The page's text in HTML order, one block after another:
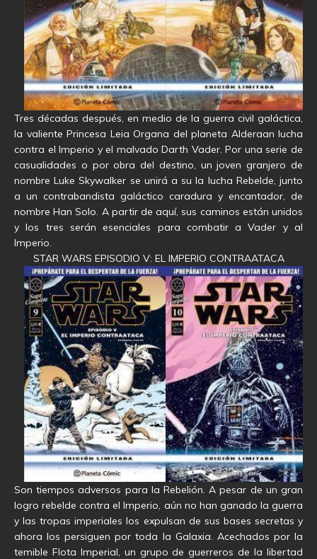
Tres décadas después, en medio de la guerra civil galáctica,
la valiente Princesa Leia Organa del planeta Alderaan lucha
contra el Imperio y el malvado Darth Vader. Por una serie de
casualidades o por obra del destino, un joven granjero de
nombre Luke Skywalker se unirá a su la lucha Rebelde, junto
a un contrabandista galáctico caradura y encantador, de
nombre Han Solo. A partir de aquí, sus caminos están unidos
y los tres serán esenciales para combatir a Vader y al
Imperio.
STAR WARS EPISODIO V: EL IMPERIO CONTRAATACA
Son tiempos adversos para la Rebelión. A pesar de un gran
logro rebelde contra el Imperio, aún no han ganado la guerra
y las tropas imperiales los expulsan de sus bases secretas y
ahora los persiguen por toda la Galaxia. Acechados por la
temible Flota Imperial, un grupo de guerreros de la libertad